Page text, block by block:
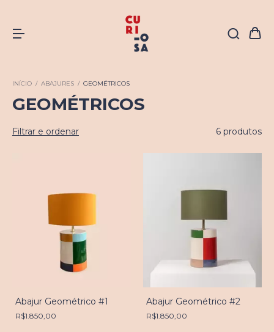
INÍCIO / ABAJURES / GEOMÉTRICOS
GEOMÉTRICOS
Filtrar e ordenar 6 produtos
Abajur Geométrico #1
R$1.850,00
Abajur Geométrico #2
R$1.850,00